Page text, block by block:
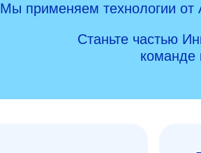
Мы применяем технологии от
Станьте частью
команде